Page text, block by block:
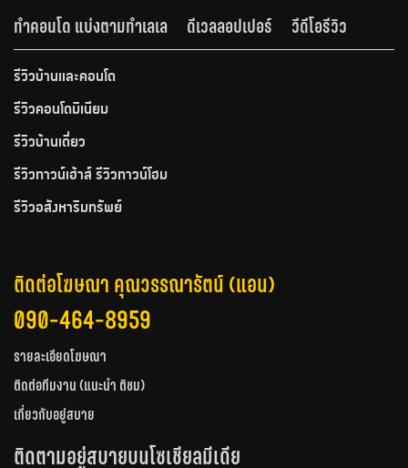
ทำคอนโด แบ่งตามทำเลเล
ดีเวลลอปเปอร์ วีดีโอรีวิว
รีวิวบ้านและคอนโด
รีวิวคอนโดมิเนียม
รีวิวบ้านเดี่ยว
รีวิวทาวน์เฮ้าส์ รีวิวทาวน์โฮม
รีวิวอสังหาริมทรัพย์
ติดต่อโฆษณา คุณวรรณารัตน์ (แอน)
090-464-8959
รายละเอียดโฆษณา
ติดต่อทีมงาน (แนะนำ ติชม)
เกี่ยวกับอยู่สบาย
ติดตามอยู่สบายบนโซเชียลมีเดีย